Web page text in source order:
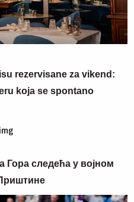
rezervisane za vikend:
koja se spontano
следећа у војном